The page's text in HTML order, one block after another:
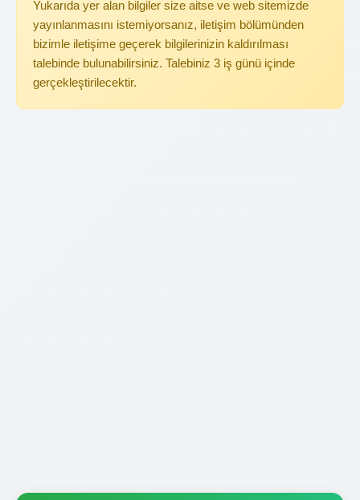
Yukarıda yer alan bilgiler size aitse ve web sitemizde
yayınlanmasını istemiyorsanız, iletişim bölümünden
bizimle iletişime geçerek bilgilerinizin kaldırılması
talebinde bulunabilirsiniz. Talebiniz 3 iş günü içinde
gerçekleştirilecektir.